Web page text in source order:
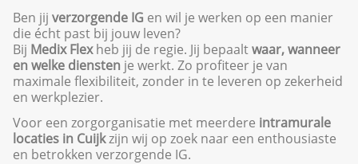
Ben jij verzorgende IG en wil je werken op een manier
die écht past bij jouw leven?
Bij Medix Flex heb jij de regie. Jij bepaaltwaar, wanneer
en welke diensten je werkt. Zo profiteer je van
maximale flexibiliteit, zonder in te leveren op zekerheid
en werkplezier.
Voor een zorgorganisatie met meerdere intramurale
locaties in Cuijkzijn wij op zoek naar een enthousiaste
en betrokken verzorgende IG.